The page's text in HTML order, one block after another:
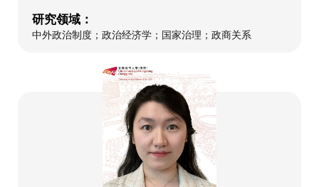
研究领域：
中外政治制度；政治经济学；国家治理；政商关系